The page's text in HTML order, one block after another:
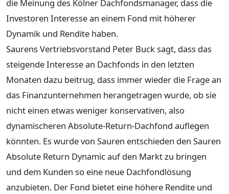
die Meinung des Kölner Dachfondsmanager, dass die
Investoren Interesse an einem Fond mit höherer
Dynamik und Rendite haben.
Saurens Vertriebsvorstand Peter Buck sagt, dass das
steigende Interesse an Dachfonds in den letzten
Monaten dazu beitrug, dass immer wieder die Frage an
das Finanzunternehmen herangetragen wurde, ob sie
nicht einen etwas weniger konservativen, also
dynamischeren Absolute-Return-Dachfond auflegen
könnten. Es wurde von Sauren entschieden den Sauren
Absolute Return Dynamic auf den Markt zu bringen
und dem Kunden so eine neue Dachfondlösung
anzubieten. Der Fond bietet eine höhere Rendite und